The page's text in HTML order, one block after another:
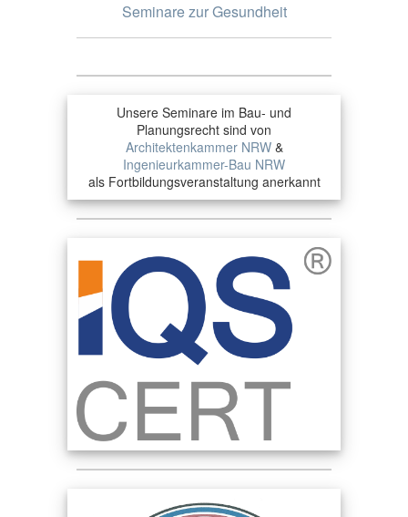
Seminare zur Gesundheit
Unsere Seminare im Bau- und
Planungsrecht sind von
Architektenkammer NRW&
Ingenieurkammer-Bau NRW
als Fortbildungsveranstaltung anerkannt